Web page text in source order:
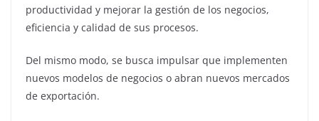
productividad y mejorar la gestión de los negocios,
eficiencia y calidad de sus procesos.
Del mismo modo, se busca impulsar que implementen
nuevos modelos de negocios o abran nuevos mercados
de exportación.